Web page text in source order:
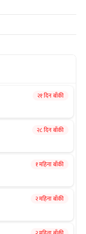
२१ दिन बाँकी
२८ दिन बाँकी
१ महिना बाँकी
२ महिना बाँकी